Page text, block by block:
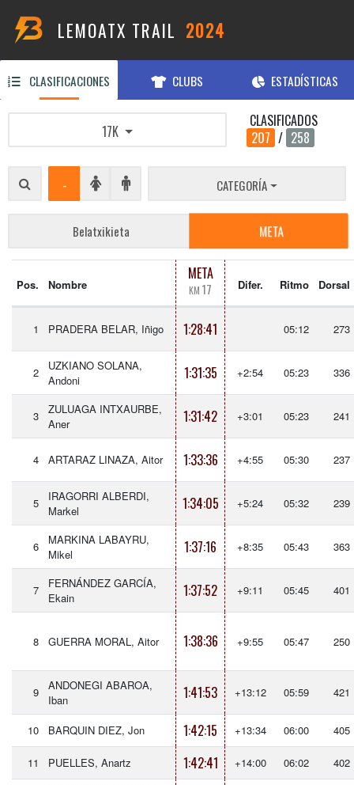
LEMOATX TRAIL 2024
CLASIFICACIONES CLUBS ESTADÍSTICAS
17K
CLASIFICADOS
207 / 258
- CATEGORÍA
Belatxikieta META
Pos. Nombre
META
KM 17 Difer. Ritmo Dorsal
1 PRADERA BELAR, Iñigo 1:28:41 05:12 273
2
UZKIANO SOLANA,
Andoni
1:31:35 +2:54 05:23 336
3
ZULUAGA INTXAURBE,
Aner
1:31:42 +3:01 05:23 241
4 ARTARAZ LINAZA, Aitor 1:33:36 +4:55 05:30 237
5
IRAGORRI ALBERDI,
Markel
1:34:05 +5:24 05:32 239
6
MARKINA LABAYRU,
Mikel
1:37:16 +8:35 05:43 363
7
FERNÁNDEZ GARCÍA,
Ekain
1:37:52 +9:11 05:45 401
8 GUERRA MORAL, Aitor 1:38:36 +9:55 05:47 250
9
ANDONEGI ABAROA,
Iban
1:41:53 +13:12 05:59 421
10 BARQUIN DIEZ, Jon 1:42:15 +13:34 06:00 405
11 PUELLES, Anartz 1:42:41 +14:00 06:02 402